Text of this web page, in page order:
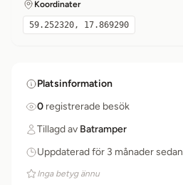
Koordinater
59.252320, 17.869290
Platsinformation
0 registrerade besök
Tillagd av Batramper
Uppdaterad för 3 månader sedan
Inga betyg ännu